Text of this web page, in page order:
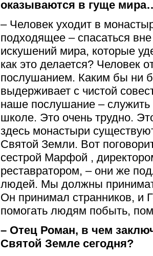
оказываются в гуще
– Человек уходит в
подходящее – спасаться
искушений мира, которые
как это делается? Человек
послушанием. Каким бы ни
выдерживает с чистой
наше послушание –
школе. Это очень трудно.
здесь монастыри
Святой Земли. Вот
сестрой Марфой ,
реставратором, – они же
людей. Мы должны
Он принимал странников, и
помогать людям побыть,
– Отец Роман, в чем
Святой Земле сегодня?